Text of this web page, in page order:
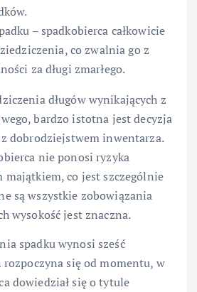
– spadkobierca całkowicie
co zwalnia go z
za długi zmarłego.
długów wynikających z
bardzo istotna jest decyzja
dobrodziejstwem inwentarza.
nie ponosi ryzyka
majątkiem, co jest szczególnie
są wszystkie zobowiązania
wysokość jest znaczna.
spadku wynosi sześć
rozpoczyna się od momentu, w
dowiedział się o tytule